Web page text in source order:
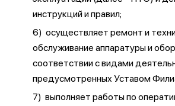
инструкций и правил;
6) осуществляет ремонт и
обслуживание аппаратуры и
соответствии с видами
предусмотренных Уставом
7) выполняет работы по